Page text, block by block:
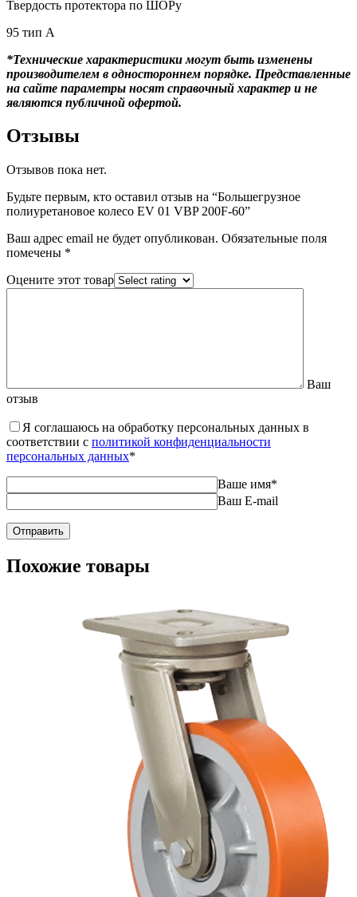
Твердость протектора по ШОРу
95 тип А
*Технические характеристики могут быть изменены
производителем в одностороннем порядке. Представленные
на сайте параметры носят справочный характер и не
являются публичной офертой.
Отзывы
Отзывов пока нет.
Будьте первым, кто оставил отзыв на “Большегрузное
полиуретановое колесо EV 01 VBP 200F-60”
Ваш адрес email не будет опубликован. Обязательные поля
помечены *
Оцените этот товар
Ваш
отзыв
Я соглашаюсь на обработку персональных данных в
соответствии с политикой конфиденциальности
персональных данных*
Ваше имя*
Ваш E-mail
Похожие товары